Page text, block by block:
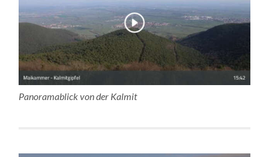
Panoramablick von der Kalmit